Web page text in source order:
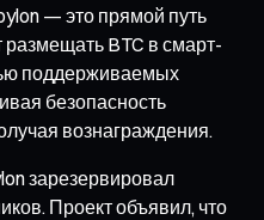
— это прямой путь
размещать BTC в смарт-
поддерживаемых
безопасность
вознаграждения.
зарезервировал
Проект объявил, что